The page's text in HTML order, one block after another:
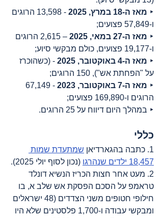
‣ מאז ה-18 במרץ, 2025
- 13,598 הרוגים
ו-57,849 פצועים;
‣ מאז ה-27 במאי, 2025
– 2,615 הרוגים
ו-19,177 פצועים, כולם מבקשי סיוע;
‣ מאז ה-4 באוקטובר, 2025
- (כשהוכרז
על "הפחתת אש"), 150 הרוגים;
‣ מאז ה-7 באוקטובר, 2023
הרוגים ו-169,890 פצועים;
‣ במהלך היום דיווח על 25 הרוגים.
כללי
1. כתבה בהגארדיאן
שמתעדת שמות
18,457 ילדים שנהרגו
(נכון לסוף יולי 2025).
2. מעט אחר חצות הכריז הנשיא דונלד
טראמפ על הסכם הפסקת אש שלב א, בו
חילופי חטופים משני הצדדים (48 ישראלים
ומבקשי עבודה ו-1,700 פלסטינים שלא היו